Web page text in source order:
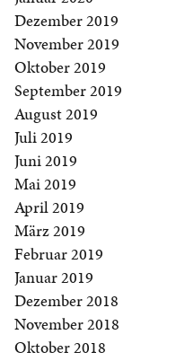
Dezember 2019
November 2019
Oktober 2019
September 2019
August 2019
Juli 2019
Juni 2019
Mai 2019
April 2019
März 2019
Februar 2019
Januar 2019
Dezember 2018
November 2018
Oktober 2018